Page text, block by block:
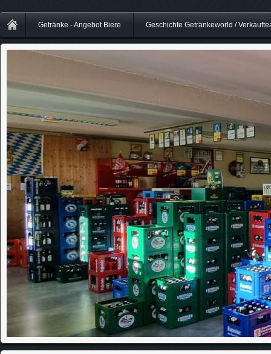
Getränke - Angebot Biere Geschichte Getränkeworld /